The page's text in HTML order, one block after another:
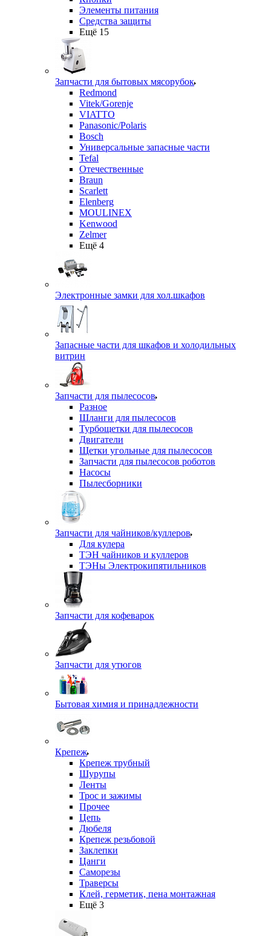
Элементы питания
Средства защиты
Ещё 15
Запчасти для бытовых мясорубок
Redmond
Vitek/Gorenje
VIATTO
Panasonic/Polaris
Bosch
Универсальные запасные части
Tefal
Отечественные
Braun
Scarlett
Elenberg
MOULINEX
Kenwood
Zelmer
Ещё 4
Электронные замки для хол.шкафов
Запасные части для шкафов и холодильных
витрин
Запчасти для пылесосов
Разное
Шланги для пылесосов
Турбощетки для пылесосов
Двигатели
Щетки угольные для пылесосов
Запчасти для пылесосов роботов
Насосы
Пылесборники
Запчасти для чайников/куллеров
Для кулера
ТЭН чайников и куллеров
ТЭНы Электрокипятильников
Запчасти для кофеварок
Запчасти для утюгов
Бытовая химия и принадлежности
Крепеж
Крепеж трубный
Шурупы
Ленты
Трос и зажимы
Прочее
Цепь
Дюбеля
Крепеж резьбовой
Заклепки
Цанги
Саморезы
Траверсы
Клей, герметик, пена монтажная
Ещё 3